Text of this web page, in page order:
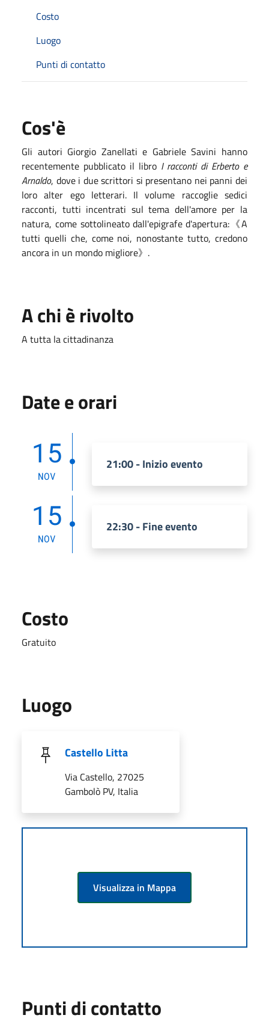
Costo
Luogo
Punti di contatto
Cos'è
Gli autori Giorgio Zanellati e Gabriele Savini hanno
recentemente pubblicato il libro I racconti di Erberto e
Arnaldo, dove i due scrittori si presentano nei panni dei
loro alter ego letterari. Il volume raccoglie sedici
racconti, tutti incentrati sul tema dell'amore per la
natura, come sottolineato dall'epigrafe d'apertura:《A
tutti quelli che, come noi, nonostante tutto, credono
ancora in un mondo migliore》.
A chi è rivolto
A tutta la cittadinanza
Date e orari
15
NOV
21:00 - Inizio evento
15
NOV
22:30 - Fine evento
Costo
Gratuito
Luogo
Castello Litta
Via Castello, 27025
Gambolò PV, Italia
Visualizza in Mappa
Punti di contatto